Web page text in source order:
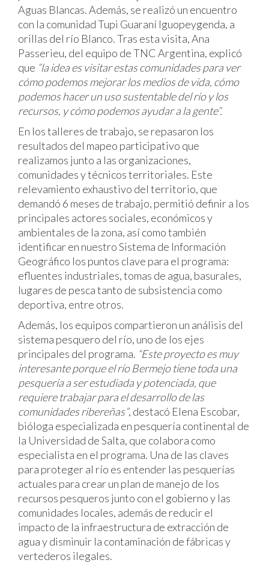
Aguas Blancas. Además, se realizó un encuentro
con la comunidad Tupi Guaraní Iguopeygenda, a
orillas del río Blanco. Tras esta visita, Ana
Passerieu, del equipo de TNC Argentina, explicó
que “la idea es visitar estas comunidades para ver
cómo podemos mejorar los medios de vida, cómo
podemos hacer un uso sustentable del río y los
recursos, y cómo podemos ayudar a la gente”.
En los talleres de trabajo, se repasaron los
resultados del mapeo participativo que
realizamos junto a las organizaciones,
comunidades y técnicos territoriales. Este
relevamiento exhaustivo del territorio, que
demandó 6 meses de trabajo, permitió definir a los
principales actores sociales, económicos y
ambientales de la zona, así como también
identificar en nuestro Sistema de Información
Geográfico los puntos clave para el programa:
efluentes industriales, tomas de agua, basurales,
lugares de pesca tanto de subsistencia como
deportiva, entre otros.
Además, los equipos compartieron un análisis del
sistema pesquero del río, uno de los ejes
principales del programa. “Este proyecto es muy
interesante porque el río Bermejo tiene toda una
pesquería a ser estudiada y potenciada, que
requiere trabajar para el desarrollo de las
comunidades ribereñas”, destacó Elena Escobar,
bióloga especializada en pesquería continental de
la Universidad de Salta, que colabora como
especialista en el programa. Una de las claves
para proteger al río es entender las pesquerías
actuales para crear un plan de manejo de los
recursos pesqueros junto con el gobierno y las
comunidades locales, además de reducir el
impacto de la infraestructura de extracción de
agua y disminuir la contaminación de fábricas y
vertederos ilegales.